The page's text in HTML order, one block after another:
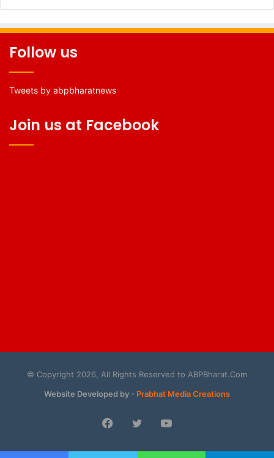
Follow us
Tweets by abpbharatnews
Join us at Facebook
© Copyright 2026, All Rights Reserved to ABPBharat.Com
Website Developed by - Prabhat Media Creations
Facebook
TwitterYouTube